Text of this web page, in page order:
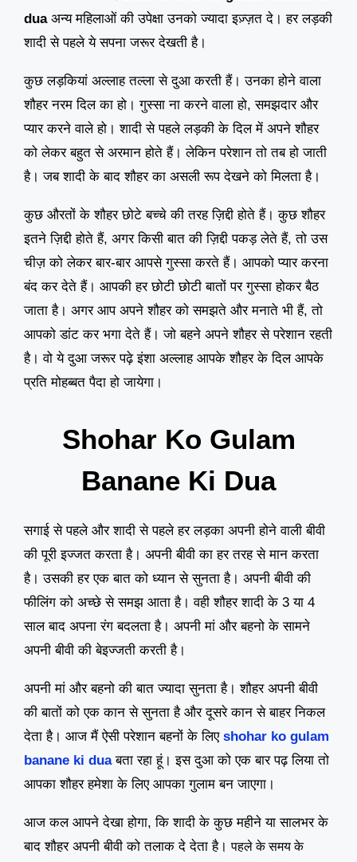
duaअन्य महिलाओं की उपेक्षा उनको ज्यादा इज़्ज़त दे। हर लड़की
शादी से पहले ये सपना जरूर देखती है।
कुछ लड़कियां अल्लाह तल्ला से दुआ करती हैं। उनका होने वाला
शौहर नरम दिल का हो। गुस्सा ना करने वाला हो, समझदार और
प्यार करने वाले हो। शादी से पहले लड़की के दिल में अपने शौहर
को लेकर बहुत से अरमान होते हैं। लेकिन परेशान तो तब हो जाती
है। जब शादी के बाद शौहर का असली रूप देखने को मिलता है।
कुछ औरतों के शौहर छोटे बच्चे की तरह ज़िद्दी होते हैं। कुछ शौहर
इतने ज़िद्दी होते हैं, अगर किसी बात की ज़िद्दी पकड़ लेते हैं, तो उस
चीज़ को लेकर बार-बार आपसे गुस्सा करते हैं। आपको प्यार करना
बंद कर देते हैं। आपकी हर छोटी छोटी बातों पर गुस्सा होकर बैठ
जाता है। अगर आप अपने शौहर को समझते और मनाते भी हैं, तो
आपको डांट कर भगा देते हैं। जो बहने अपने शौहर से परेशान रहती
है। वो ये दुआ जरूर पढ़े इंशा अल्लाह आपके शौहर के दिल आपके
प्रति मोहब्बत पैदा हो जायेगा।
Shohar Ko Gulam
Banane Ki Dua
सगाई से पहले और शादी से पहले हर लड़का अपनी होने वाली बीवी
की पूरी इज्जत करता है। अपनी बीवी का हर तरह से मान करता
है। उसकी हर एक बात को ध्यान से सुनता है। अपनी बीवी की
फीलिंग को अच्छे से समझ आता है। वही शौहर शादी के 3 या 4
साल बाद अपना रंग बदलता है। अपनी मां और बहनो के सामने
अपनी बीवी की बेइज्जती करती है।
अपनी मां और बहनो की बात ज्यादा सुनता है। शौहर अपनी बीवी
की बातों को एक कान से सुनता है और दूसरे कान से बाहर निकल
देता है। आज मैं ऐसी परेशान बहनों के लिए shohar ko gulam
banane ki duaबता रहा हूं। इस दुआ को एक बार पढ़ लिया तो
आपका शौहर हमेशा के लिए आपका गुलाम बन जाएगा।
आज कल आपने देखा होगा, कि शादी के कुछ महीने या सालभर के
बाद शौहर अपनी बीवी को तलाक दे देता है।पहले के समय के